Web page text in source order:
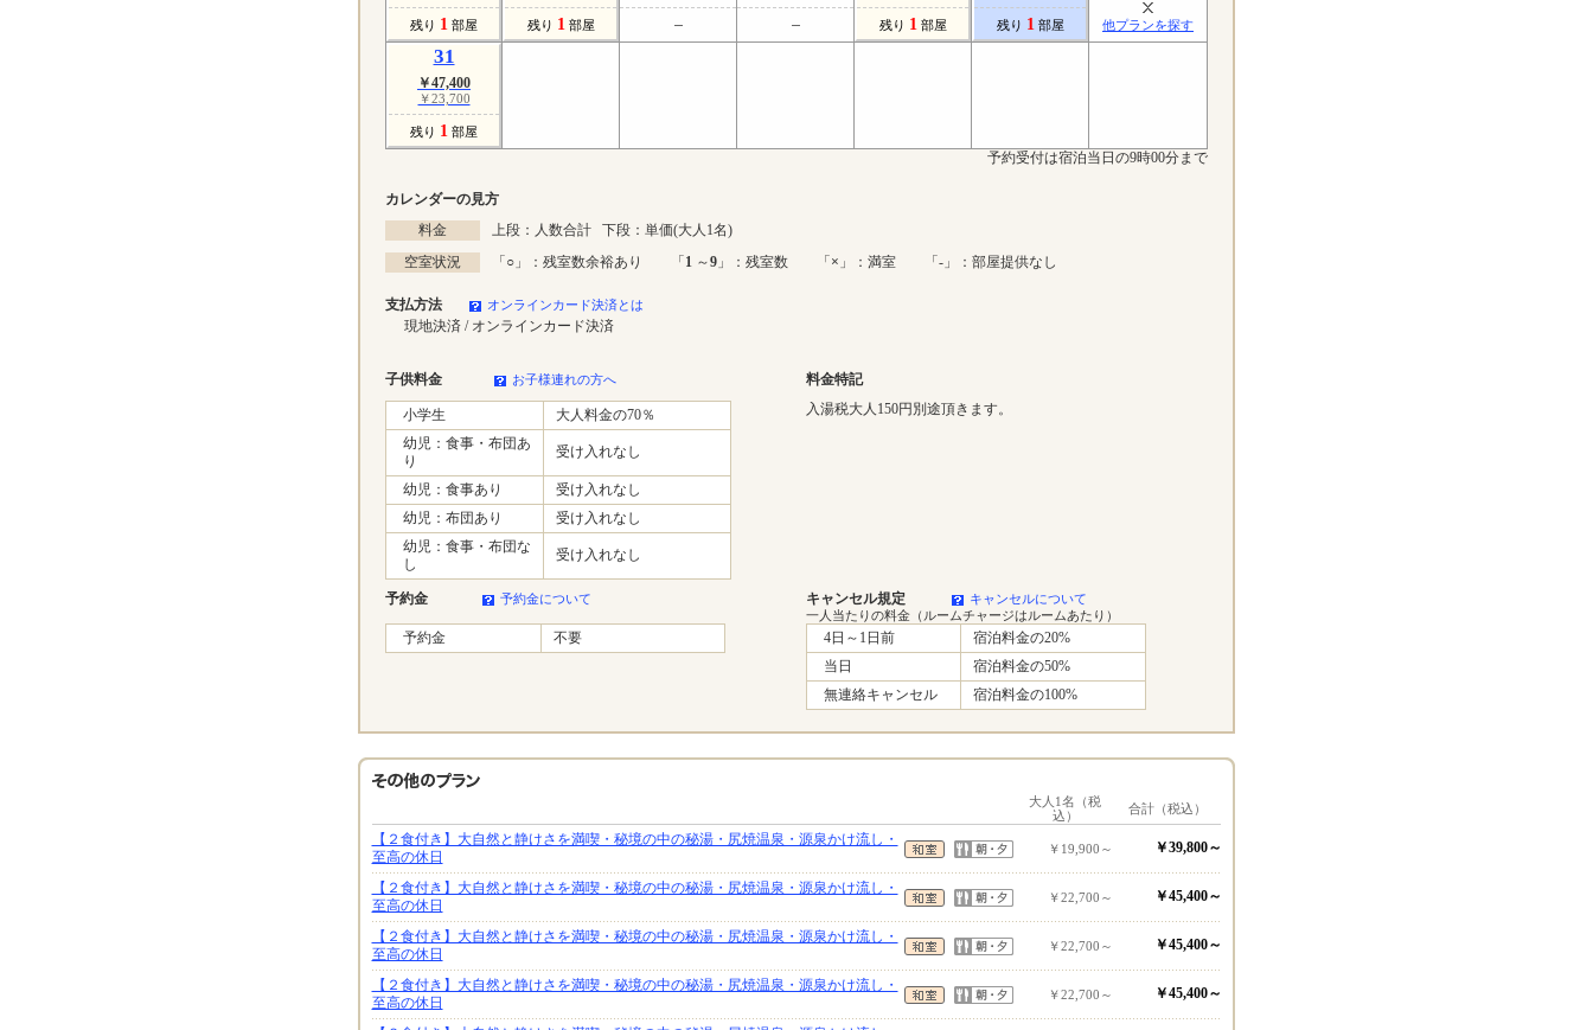
残り 1 部屋 残り 1 部屋 残り 1 部屋 残り 1 部屋 他プランを探す
31
￥47,400
￥23,700
残り 1 部屋
予約受付は宿泊当日の9時00分まで
カレンダーの見方
料金
上段：人数合計 下段：単価(大人1名)
空室状況
「○ 」：残室数余裕あり 「1 ～9 」：残室数 「× 」：満室 「-」：部屋提供なし
支払方法 オンラインカード決済とは
現地決済 / オンラインカード決済
子供料金 お子様連れの方へ 料金特記
小学生
大人料金の70％
幼児：食事・布団あ
り
受け入れなし
幼児：食事あり
受け入れなし
幼児：布団あり
受け入れなし
幼児：食事・布団な
し
受け入れなし
入湯税大人150円別途頂きます。
予約金 予約金について キャンセル規定
キャンセルについて
一人当たりの料金（ルームチャージはルームあたり）
予約金 不要 4日～1日前
宿泊料金の20%
当日
宿泊料金の50%
無連絡キャンセル
宿泊料金の100%
大人1名（税
込）
合計（税込）
【２食付き】大自然と静けさを満喫・秘境の中の秘湯・尻焼温泉・源泉かけ流し・
至高の休日
￥19,900～ ￥39,800～
【２食付き】大自然と静けさを満喫・秘境の中の秘湯・尻焼温泉・源泉かけ流し・
至高の休日
￥22,700～ ￥45,400～
【２食付き】大自然と静けさを満喫・秘境の中の秘湯・尻焼温泉・源泉かけ流し・
至高の休日
￥22,700～ ￥45,400～
【２食付き】大自然と静けさを満喫・秘境の中の秘湯・尻焼温泉・源泉かけ流し・
至高の休日
￥22,700～ ￥45,400～